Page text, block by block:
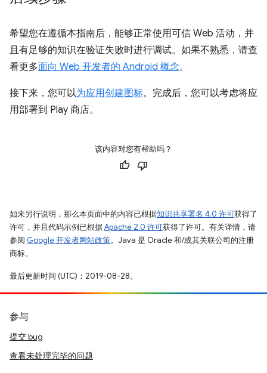
希望您在遵循本指南后，能够正常使用可信 Web 活动，并
且有足够的知识在验证失败时进行调试。如果不熟悉，请查
看更多面向 Web 开发者的 Android 概念。
接下来，您可以为应用创建图标。完成后，您可以考虑将应
用部署到 Play 商店。
该内容对您有帮助吗？
如未另行说明，那么本页面中的内容已根据知识共享署名 4.0 许可获得了
许可，并且代码示例已根据Apache 2.0 许可获得了许可。有关详情，请
参阅 Google 开发者网站政策。Java 是 Oracle 和/或其关联公司的注册
商标。
最后更新时间 (UTC)：2019-08-28。
参与
提交 bug
查看未处理完毕的问题